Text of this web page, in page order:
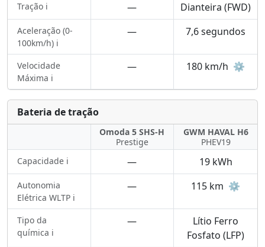
Tração ℹ️ — Dianteira (FWD)
Aceleração (0-
100km/h) ℹ️
— 7,6 segundos
Velocidade
Máxima ℹ️
— 180 km/h ⚙️
Bateria de tração
Omoda 5 SHS-H
Prestige
GWM HAVAL H6
PHEV19
Capacidade ℹ️
— 19 kWh
Autonomia
Elétrica WLTP ℹ️
— 115 km ⚙️
Tipo da
química ℹ️
—
Lítio Ferro
Fosfato (LFP)